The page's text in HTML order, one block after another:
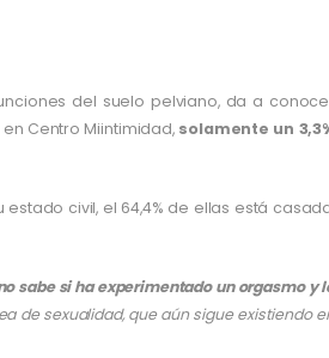
del suelo pelviano, da a
Centro Miintimidad, solamente un
civil, el 64,4% de ellas está
sabe si ha experimentado un orgasmo y
de sexualidad, que aún sigue existiendo